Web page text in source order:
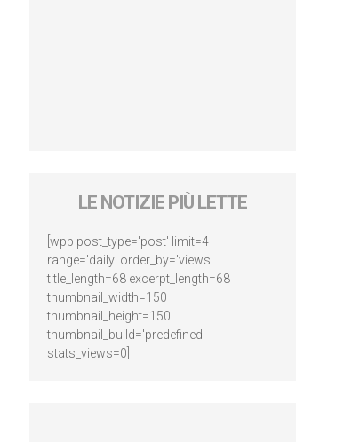
LE NOTIZIE PIÙ LETTE
[wpp post_type='post' limit=4
range='daily' order_by='views'
title_length=68 excerpt_length=68
thumbnail_width=150
thumbnail_height=150
thumbnail_build='predefined'
stats_views=0]